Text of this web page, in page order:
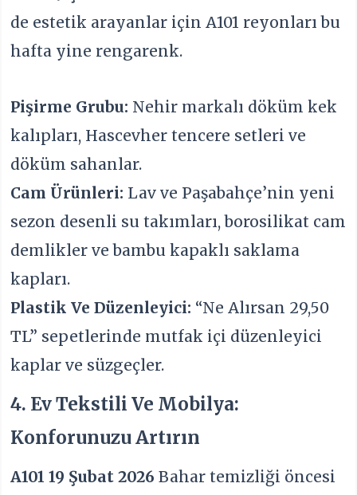
de estetik arayanlar için A101 reyonları bu
hafta yine rengarenk.
Pişirme Grubu: Nehir markalı döküm kek
kalıpları, Hascevher tencere setleri ve
döküm sahanlar.
Cam Ürünleri: Lav ve Paşabahçe’nin yeni
sezon desenli su takımları, borosilikat cam
demlikler ve bambu kapaklı saklama
kapları.
Plastik Ve Düzenleyici: “Ne Alırsan 29,50
TL” sepetlerinde mutfak içi düzenleyici
kaplar ve süzgeçler.
4. Ev Tekstili Ve Mobilya:
Konforunuzu Artırın
A101 19 Şubat 2026Bahar temizliği öncesi